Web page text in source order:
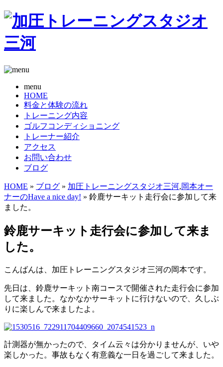
menu
HOME
料金と体験の流れ
トレーニング内容
ゴルフコンディショニング
トレーナー紹介
アクセス
お問い合わせ
ブログ
HOME » ブログ » 加圧トレーニングスタジオ三河,岡本オー
ナーのHave a nice day! » 鈴鹿サーキット走行会に参加して来
ました。
鈴鹿サーキット走行会に参加して来ま
した。
こんばんは、加圧トレーニングスタジオ三河の岡本です。
先日は、鈴鹿サーキット南コースで開催された走行会に参加
して来ました。なかなかサーキットに行けないので、久しぶ
りに楽しんで来ましたよ。
計測器が無かったので、タイム云々は分かりませんが、いや
楽しかった。事故もなく有意義な一日を過ごして来ました。